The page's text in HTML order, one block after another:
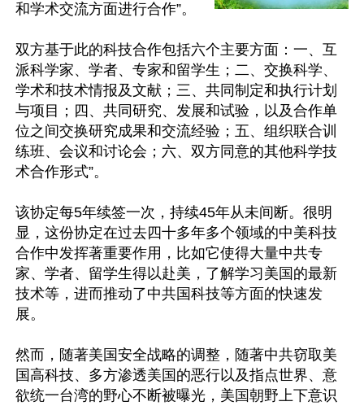
和学术交流方面进行合作”。
双方基于此的科技合作包括六个主要方面：一、互
派科学家、学者、专家和留学生；二、交换科学、
学术和技术情报及文献；三、共同制定和执行计划
与项目；四、共同研究、发展和试验，以及合作单
位之间交换研究成果和交流经验；五、组织联合训
练班、会议和讨论会；六、双方同意的其他科学技
术合作形式”。
该协定每5年续签一次，持续45年从未间断。很明
显，这份协定在过去四十多年多个领域的中美科技
合作中发挥著重要作用，比如它使得大量中共专
家、学者、留学生得以赴美，了解学习美国的最新
技术等，进而推动了中共国科技等方面的快速发
展。
然而，随著美国安全战略的调整，随著中共窃取美
国高科技、多方渗透美国的恶行以及指点世界、意
欲统一台湾的野心不断被曝光，美国朝野上下意识